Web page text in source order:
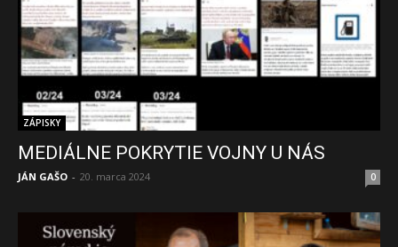
ZÁPISKY
MEDIÁLNE POKRYTIE VOJNY U NÁS
JÁN GAŠO - 20. marca 2024 0